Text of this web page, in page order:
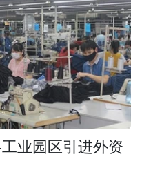
业园区引进外资